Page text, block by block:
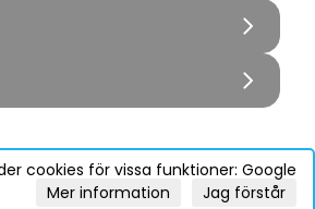
cookies för vissa funktioner: Google
Jag förstår
Mer information